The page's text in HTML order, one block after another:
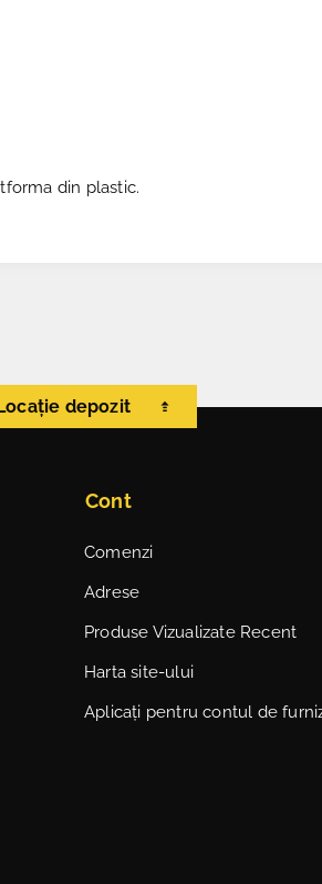
din plastic.
depozit
Cont
Comenzi
Adrese
Produse Vizualizate Recent
Harta site-ului
Aplicați pentru contul de